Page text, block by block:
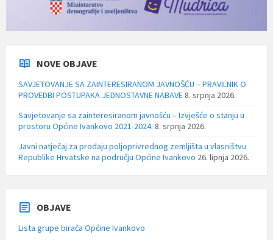
NOVE OBJAVE
SAVJETOVANJE SA ZAINTERESIRANOM JAVNOŠĆU – PRAVILNIK O
PROVEDBI POSTUPAKA JEDNOSTAVNE NABAVE8. srpnja 2026.
Savjetovanje sa zainteresiranom javnošću – Izvješće o stanju u
prostoru Općine Ivankovo 2021-2024. 8. srpnja 2026.
Javni natječaj za prodaju poljoprivrednog zemljišta u vlasništvu
Republike Hrvatske na području Općine Ivankovo 26. lipnja 2026.
OBJAVE
Lista grupe birača Općine Ivankovo